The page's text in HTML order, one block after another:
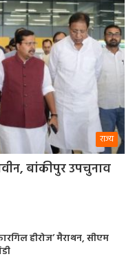
राज्य
बांकीपुर उपचुनाव
हीरोज’ मैराथन, सीएम